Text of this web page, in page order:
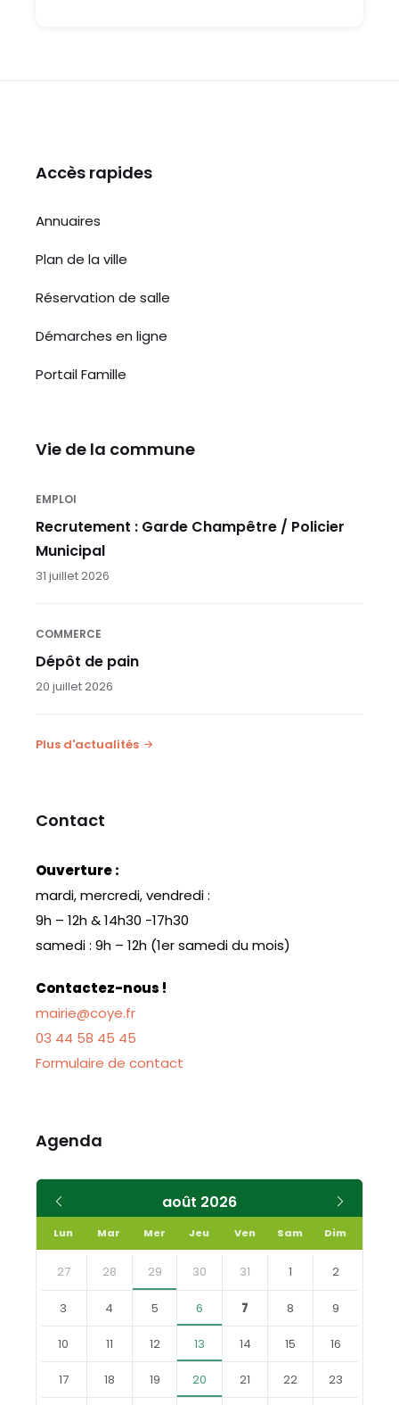
Accès rapides
Annuaires
Plan de la ville
Réservation de salle
Démarches en ligne
Portail Famille
Vie de la commune
EMPLOI
Recrutement : Garde Champêtre / Policier
Municipal
31 juillet 2026
COMMERCE
Dépôt de pain
20 juillet 2026
Plus d'actualités
Contact
Ouverture :
mardi, mercredi, vendredi :
9h – 12h & 14h30 -17h30
samedi : 9h – 12h (1er samedi du mois)
Contactez-nous !
mairie@coye.fr
03 44 58 45 45
Formulaire de contact
Agenda
août 2026
précédent
Lun Mar Mer Jeu Ven Sam Dim
Skip
calendar
27 28 29 30 31 1 2
3 4 5 6 7 8 9
10 11 12 13 14 15 16
17 18 19 20 21 22 23